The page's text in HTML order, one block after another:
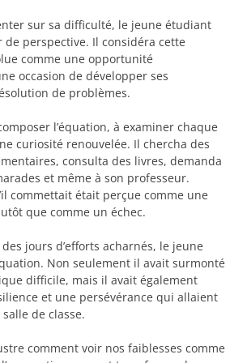
sur sa difficulté, le jeune étudiant
de perspective. Il considéra cette
comme une opportunité
occasion de développer ses
de problèmes.
l’équation, à examiner chaque
curiosité renouvelée. Il chercha des
consulta des livres, demanda
et même à son professeur.
commettait était perçue comme une
que comme un échec.
jours d’efforts acharnés, le jeune
Non seulement il avait surmonté
difficile, mais il avait également
et une persévérance qui allaient
de classe.
comment voir nos faiblesses comme